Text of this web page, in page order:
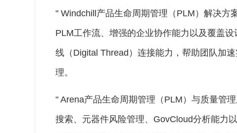
" Windchill产品生命周期管理（PLM）解决方
PLM工作流、增强的企业协作能力以及覆盖
线（Digital Thread）连接能力，帮助团队加
理。
" Arena产品生命周期管理（PLM）与质量管
搜索、元器件风险管理、GovCloud分析能力